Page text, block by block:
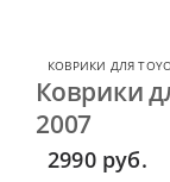
КОВРИКИ ДЛЯ
Коврики
2007
2990 руб.